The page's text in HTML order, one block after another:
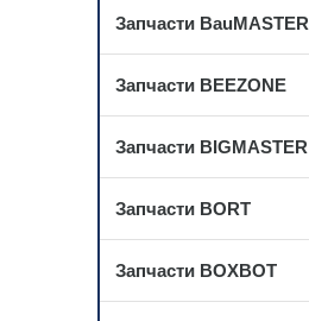
Запчасти BauMASTER
Запчасти BEEZONE
Запчасти BIGMASTER
Запчасти BORT
Запчасти BOXBOT